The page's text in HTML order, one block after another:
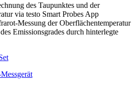
des Taupunktes und der
via testo Smart Probes App
Messung der Oberflächentemperatur
Emissionsgrades durch hinterlegte